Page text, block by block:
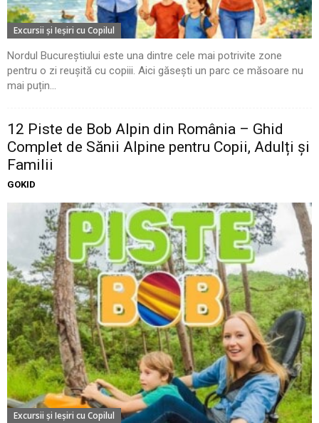
Excursii şi Ieşiri cu Copilul
Nordul Bucureștiului este una dintre cele mai potrivite zone
pentru o zi reușită cu copiii. Aici găsești un parc ce măsoare nu
mai puțin...
12 Piste de Bob Alpin din România – Ghid
Complet de Sănii Alpine pentru Copii, Adulți și
Familii
GOKID
Excursii şi Ieşiri cu Copilul